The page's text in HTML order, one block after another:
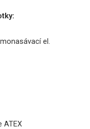
:
el.
ATEX